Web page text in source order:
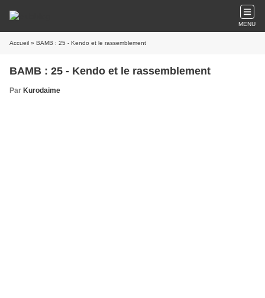
MENU
Accueil » BAMB : 25 - Kendo et le rassemblement
BAMB : 25 - Kendo et le rassemblement
Par Kurodaime